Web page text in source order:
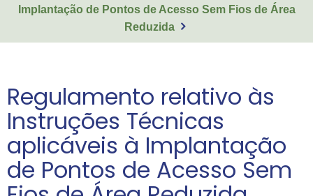
Implantação de Pontos de Acesso Sem Fios de Área
Reduzida
Regulamento relativo às
Instruções Técnicas
aplicáveis à Implantação
de Pontos de Acesso Sem